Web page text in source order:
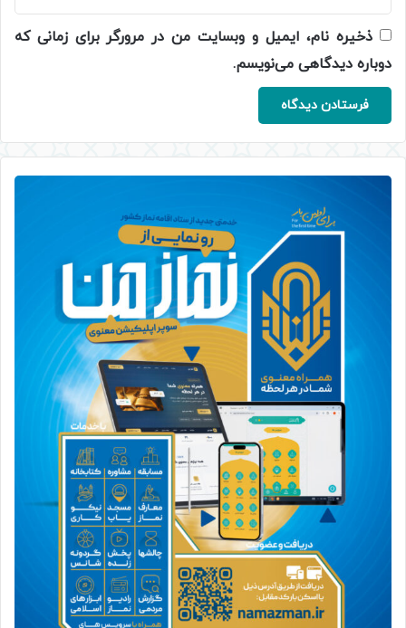
ذخیره نام، ایمیل و وبسایت من در مرورگر برای زمانی که
دوباره دیدگاهی می‌نویسم.